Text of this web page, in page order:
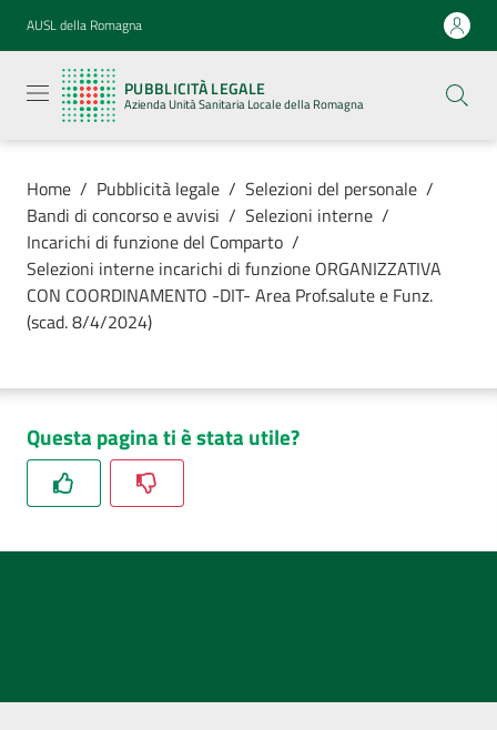
Vai al contenuto
Vai alla navigazione
Vai al footer
AUSL della Romagna
PUBBLICITÀ LEGALE
Azienda Unità Sanitaria Locale della Romagna
legale
Azienda
Unità
Locale della
Azienda
cura
Comunica
Home / Pubblicità legale / Selezioni del personale /
Bandi di concorso e avvisi / Selezioni interne /
Incarichi di funzione del Comparto /
Selezioni interne incarichi di funzione ORGANIZZATIVA
CON COORDINAMENTO -DIT- Area Prof.salute e Funz.
(scad. 8/4/2024)
Questa pagina ti è stata utile?